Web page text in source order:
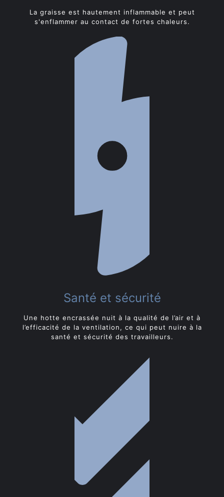
La graisse est hautement inflammable et peut
s'enflammer au contact de fortes chaleurs.
Santé et sécurité
Une hotte encrassée nuit à la qualité de l’air et à
l’efficacité de la ventilation, ce qui peut nuire à la
santé et sécurité des travailleurs.